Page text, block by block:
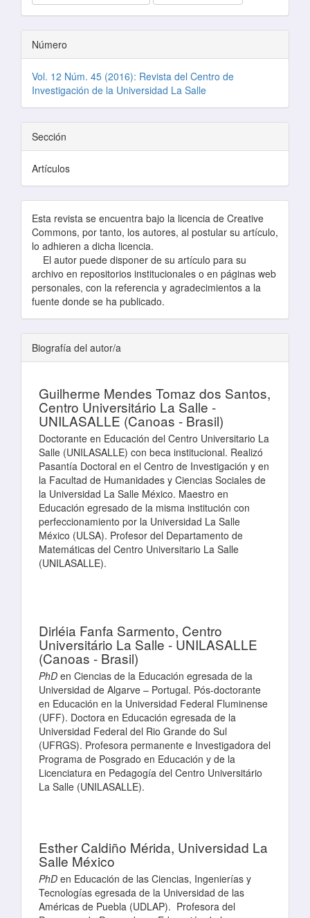
Número
Vol. 12 Núm. 45 (2016): Revista del Centro de
Investigación de la Universidad La Salle
Sección
Artículos
Esta revista se encuentra bajo la licencia de Creative
Commons, por tanto, los autores, al postular su artículo,
lo adhieren a dicha licencia.
El autor puede disponer de su artículo para su
archivo en repositorios institucionales o en páginas web
personales, con la referencia y agradecimientos a la
fuente donde se ha publicado.
Biografía del autor/a
Guilherme Mendes Tomaz dos Santos,
Centro Universitário La Salle -
UNILASALLE (Canoas - Brasil)
Doctorante en Educación del Centro Universitario La
Salle (UNILASALLE) con beca institucional. Realizó
Pasantía Doctoral en el Centro de Investigación y en
la Facultad de Humanidades y Ciencias Sociales de
la Universidad La Salle México. Maestro en
Educación egresado de la misma institución con
perfeccionamiento por la Universidad La Salle
México (ULSA). Profesor del Departamento de
Matemáticas del Centro Universitario La Salle
(UNILASALLE).
Dirléia Fanfa Sarmento, Centro
Universitário La Salle - UNILASALLE
(Canoas - Brasil)
PhD en Ciencias de la Educación egresada de la
Universidad de Algarve – Portugal. Pós-doctorante
en Educación en la Universidad Federal Fluminense
(UFF). Doctora en Educación egresada de la
Universidad Federal del Rio Grande do Sul
(UFRGS). Profesora permanente e Investigadora del
Programa de Posgrado en Educación y de la
Licenciatura en Pedagogía del Centro Universitário
La Salle (UNILASALLE).
Esther Caldiño Mérida, Universidad La
Salle México
PhD en Educación de las Ciencias, Ingenierías y
Tecnologías egresada de la Universidad de las
Américas de Puebla (UDLAP). Profesora del